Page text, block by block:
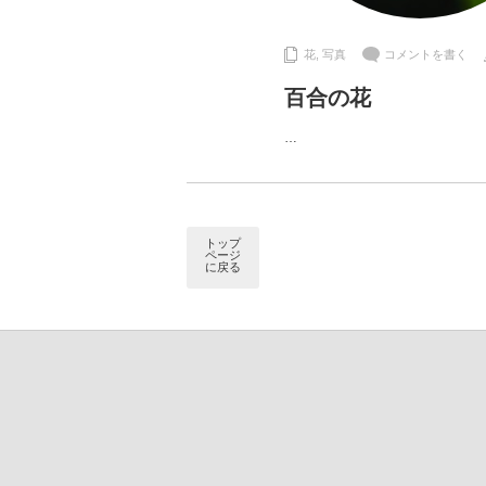
花 写真 コメントを書く
百合の花
…
トップ
ページ
に戻る